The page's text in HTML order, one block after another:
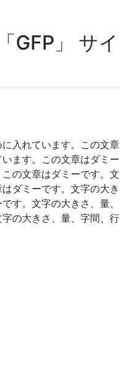
GFP」 サイ
入れています。この文章
ます。この文章はダミー
の文章はダミーです。文
ダミーです。文字の大き
す。文字の大きさ、量、
の大きさ、量、字間、行